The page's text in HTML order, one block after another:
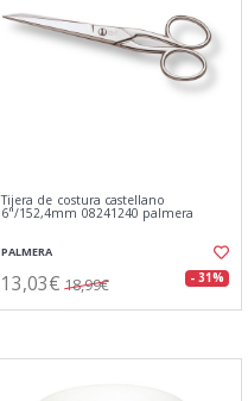
Tijera de costura castellano
6"/152,4mm 08241240 palmera
PALMERA
13,03€ 18,99€ - 31%